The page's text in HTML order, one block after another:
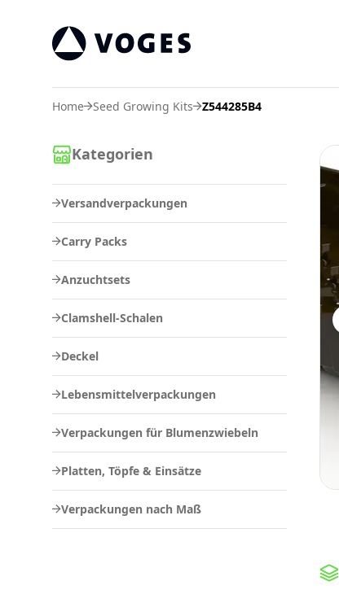
Home Seed Growing Kits Z544285B4
Kategorien
Versandverpackungen
Carry Packs
Anzuchtsets
Clamshell-Schalen
Deckel
Lebensmittelverpackungen
Verpackungen für Blumenzwiebeln
Platten, Töpfe & Einsätze
Verpackungen nach Maß